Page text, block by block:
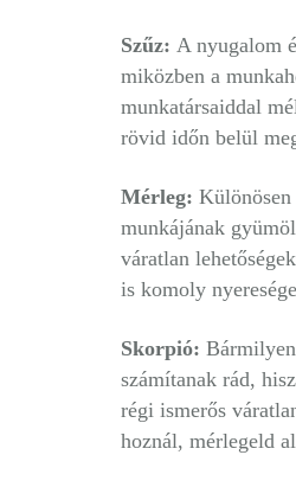
Szűz: A nyugalom
miközben a
munkatársaiddal
rövid időn belül
Mérleg:
munkájának
váratlan
is komoly
Skorpió:
számítanak rád,
régi ismerős
hoznál, mérlegeld